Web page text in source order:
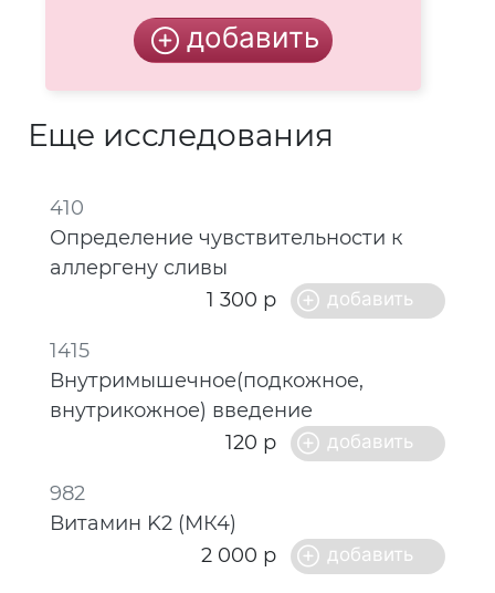
Еще исследования
410
Определение чувствительности к
аллергену сливы
1 300 р
1415
Внутримышечное(подкожное,
внутрикожное) введение
120 р
982
Витамин K2 (МК4)
2 000 р